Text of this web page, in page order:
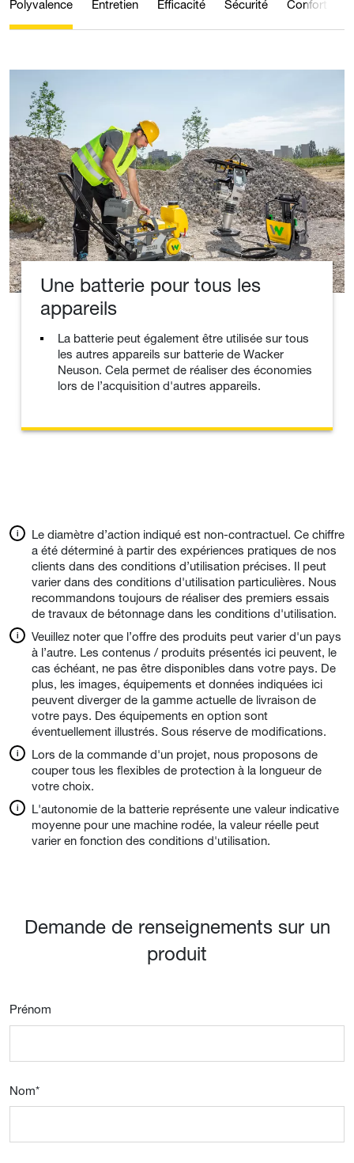
Polyvalence Entretien Efficacité Sécurité Confort
Une batterie pour tous les
appareils
La batterie peut également être utilisée sur tous
les autres appareils sur batterie de Wacker
Neuson. Cela permet de réaliser des économies
lors de l’acquisition d'autres appareils.
Le diamètre d’action indiqué est non-contractuel. Ce chiffre
a été déterminé à partir des expériences pratiques de nos
clients dans des conditions d’utilisation précises. Il peut
varier dans des conditions d'utilisation particulières. Nous
recommandons toujours de réaliser des premiers essais
de travaux de bétonnage dans les conditions d'utilisation.
Veuillez noter que l’offre des produits peut varier d'un pays
à l’autre. Les contenus / produits présentés ici peuvent, le
cas échéant, ne pas être disponibles dans votre pays. De
plus, les images, équipements et données indiquées ici
peuvent diverger de la gamme actuelle de livraison de
votre pays. Des équipements en option sont
éventuellement illustrés. Sous réserve de modifications.
Lors de la commande d'un projet, nous proposons de
couper tous les flexibles de protection à la longueur de
votre choix.
L'autonomie de la batterie représente une valeur indicative
moyenne pour une machine rodée, la valeur réelle peut
varier en fonction des conditions d'utilisation.
Demande de renseignements sur un
produit
Prénom
Nom*